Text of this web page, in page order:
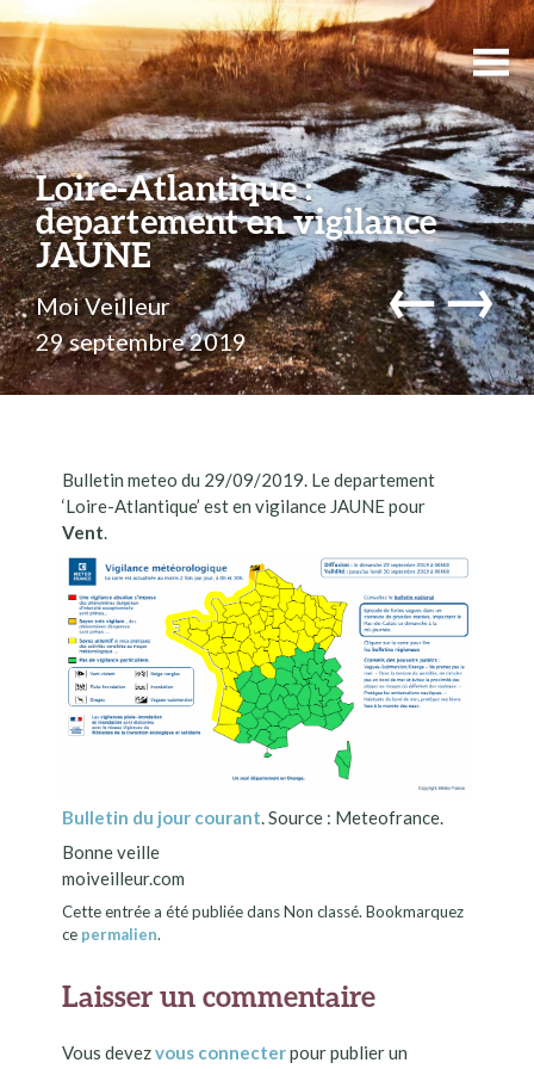
Loire-Atlantique :
departement en vigilance
JAUNE
Moi Veilleur
29 septembre 2019
←→
Bulletin meteo du 29/09/2019. Le departement
‘Loire-Atlantique’ est en vigilance JAUNE pour
Vent.
Bulletin du jour courant . Source : Meteofrance.
Bonne veille
moiveilleur.com
Cette entrée a été publiée dans Non classé. Bookmarquez
ce permalien.
Laisser un commentaire
Vous devezvous connecterpour publier un